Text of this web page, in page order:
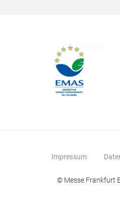
Impressum
© Messe Frankfurt